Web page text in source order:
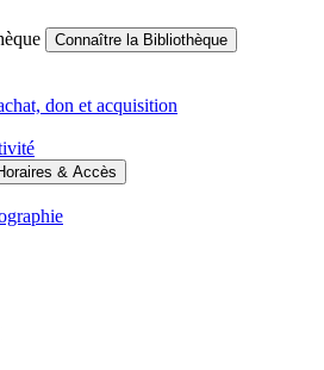
Connaître la Bibliothèque
don et acquisition
& Accès